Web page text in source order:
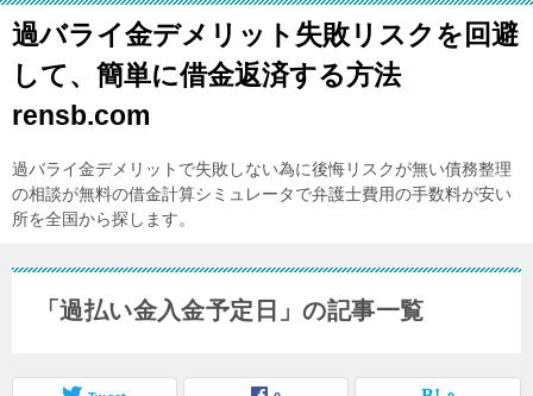
過バライ金デメリット失敗リスクを回避
して、簡単に借金返済する方法
rensb.com
過バライ金デメリットで失敗しない為に後悔リスクが無い債務整理
の相談が無料の借金計算シミュレータで弁護士費用の手数料が安い
所を全国から探します。
「過払い金入金予定日」の記事一覧